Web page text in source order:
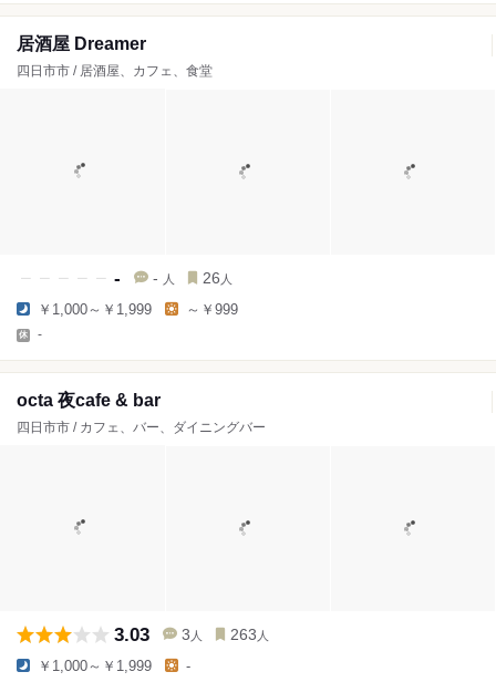
居酒屋 Dreamer
四日市市 / 居酒屋、カフェ、食堂
- - 人 26 人
￥1,000～￥1,999 ～￥999
-
octa 夜cafe & bar
四日市市 / カフェ、バー、ダイニングバー
3.03 3 人 263 人
￥1,000～￥1,999 -